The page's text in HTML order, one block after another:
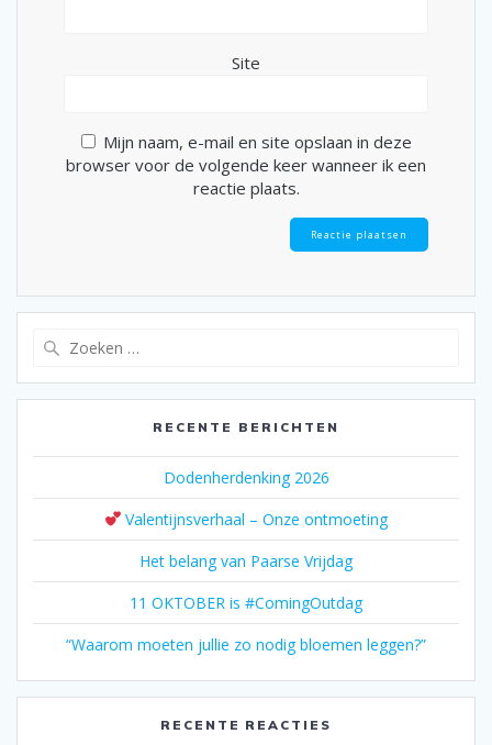
Site
Mijn naam, e-mail en site opslaan in deze
browser voor de volgende keer wanneer ik een
reactie plaats.
RECENTE BERICHTEN
Dodenherdenking 2026
Valentijnsverhaal – Onze ontmoeting
Het belang van Paarse Vrijdag
11 OKTOBER is #ComingOutdag
“Waarom moeten jullie zo nodig bloemen leggen?”
RECENTE REACTIES